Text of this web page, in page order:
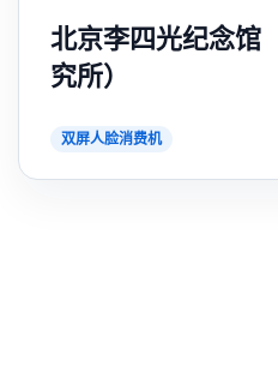
北京李四光纪念馆
究所）
双屏人脸消费机